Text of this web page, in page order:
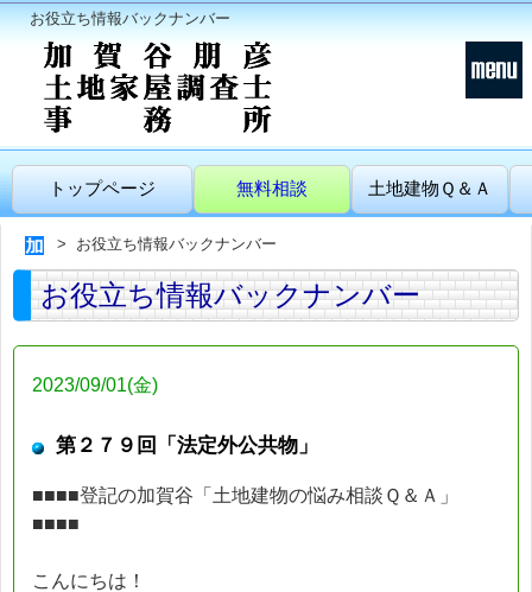
お役立ち情報バックナンバー
トップページ 無料相談 土地建物Ｑ＆Ａ
お役立ち情報バックナンバー
お役立ち情報バックナンバー
2023/09/01(金)
第２７９回「法定外公共物」
■■■■登記の加賀谷「土地建物の悩み相談Ｑ＆Ａ」
■■■■
こんにちは！